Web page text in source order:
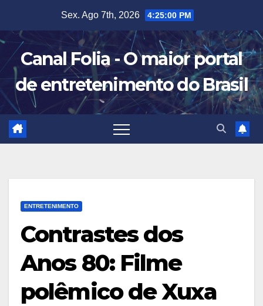
content
Sex. Ago 7th, 2026 4:25:01 PM
Canal Folia - O maior portal
de entretenimento do Brasil
ENTRETENIMENTO
Contrastes dos
Anos 80: Filme
polêmico de Xuxa